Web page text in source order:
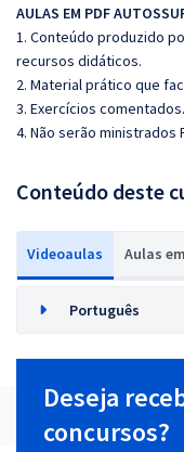
AULAS EM PDF
1. Conteúdo produzido
recursos didáticos.
2. Material prático que
3. Exercícios comentados.
4. Não serão ministrados
Conteúdo deste
Videoaulas Aulas
Português
Deseja
concursos?